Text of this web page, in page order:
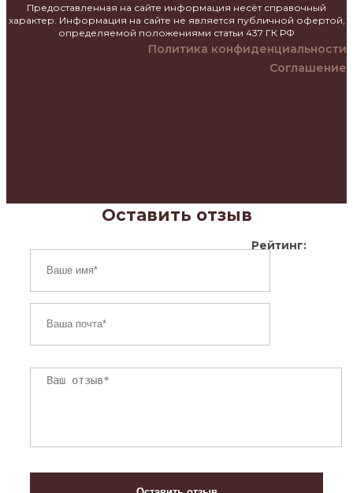
Предоставленная на сайте информация несёт справочный
характер. Информация на сайте не является публичной офертой,
определяемой положениями статьи 437 ГК РФ
Политика конфиденциальности
Соглашение
Оставить отзыв
Рейтинг: